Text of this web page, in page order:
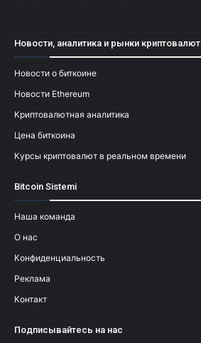
Новости, аналитика и рынки криптовалют
Новости о биткоине
Новости Ethereum
Криптовалютная аналитика
Цена биткоина
Курсы криптовалют в реальном времени
Bitcoin Sistemi
Наша команда
О нас
Конфиденциальность
Реклама
Контакт
Подписывайтесь на нас